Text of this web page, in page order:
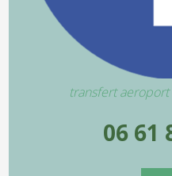
transfert
06 61